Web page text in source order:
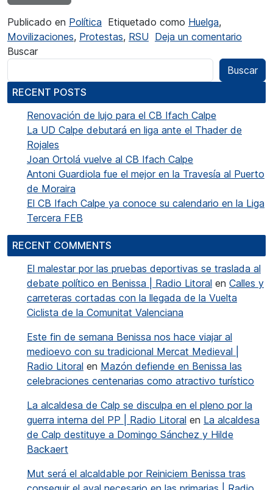
Publicado en Política Etiquetado como Huelga,
Movilizaciones, Protestas, RSU Deja un comentario
Buscar
Buscar
RECENT POSTS
Renovación de lujo para el CB Ifach Calpe
La UD Calpe debutará en liga ante el Thader de
Rojales
Joan Ortolá vuelve al CB Ifach Calpe
Antoni Guardiola fue el mejor en la Travesía al Puerto
de Moraira
El CB Ifach Calpe ya conoce su calendario en la Liga
Tercera FEB
RECENT COMMENTS
El malestar por las pruebas deportivas se traslada al
debate político en Benissa | Radio Litoral en Calles y
carreteras cortadas con la llegada de la Vuelta
Ciclista de la Comunitat Valenciana
Este fin de semana Benissa nos hace viajar al
medioevo con su tradicional Mercat Medieval |
Radio Litoral en Mazón defiende en Benissa las
celebraciones centenarias como atractivo turístico
La alcaldesa de Calp se disculpa en el pleno por la
guerra interna del PP | Radio Litoral en La alcaldesa
de Calp destituye a Domingo Sánchez y Hilde
Backaert
Mut será el alcaldable por Reiniciem Benissa tras